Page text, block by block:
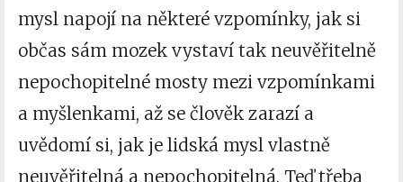
mysl napojí na některé vzpomínky, jak si
občas sám mozek vystaví tak neuvěřitelně
nepochopitelné mosty mezi vzpomínkami
a myšlenkami, až se člověk zarazí a
uvědomí si, jak je lidská mysl vlastně
neuvěřitelná a nepochopitelná. Teď třeba